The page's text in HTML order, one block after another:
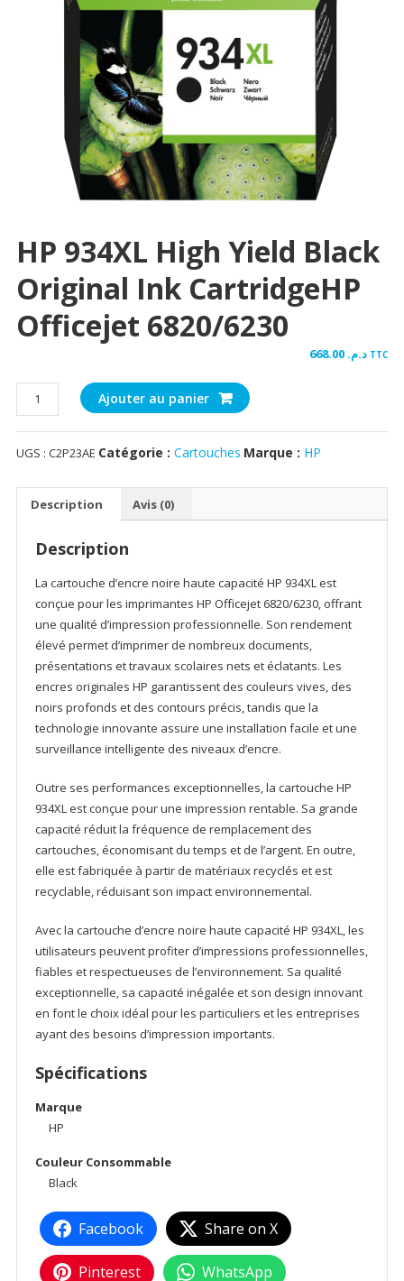
HP 934XL High Yield Black
Original Ink CartridgeHP
Officejet 6820/6230
د.م. TTC
quantité
de
HP
934XL
CartridgeHP
Officejet
6820/6230
Ajouter au panier
UGS : C2P23AE Catégorie : Cartouches Marque : HP
Description Avis (0)
Description
La cartouche d’encre noire haute capacité HP 934XL est
conçue pour les imprimantes HP Officejet 6820/6230, offrant
une qualité d’impression professionnelle. Son rendement
élevé permet d’imprimer de nombreux documents,
présentations et travaux scolaires nets et éclatants. Les
encres originales HP garantissent des couleurs vives, des
noirs profonds et des contours précis, tandis que la
technologie innovante assure une installation facile et une
surveillance intelligente des niveaux d’encre.
Outre ses performances exceptionnelles, la cartouche HP
934XL est conçue pour une impression rentable. Sa grande
capacité réduit la fréquence de remplacement des
cartouches, économisant du temps et de l’argent. En outre,
elle est fabriquée à partir de matériaux recyclés et est
recyclable, réduisant son impact environnemental.
Avec la cartouche d’encre noire haute capacité HP 934XL, les
utilisateurs peuvent profiter d’impressions professionnelles,
fiables et respectueuses de l’environnement. Sa qualité
exceptionnelle, sa capacité inégalée et son design innovant
en font le choix idéal pour les particuliers et les entreprises
ayant des besoins d’impression importants.
Spécifications
Marque
HP
Couleur Consommable
Black
Facebook Share on X
Pinterest WhatsApp